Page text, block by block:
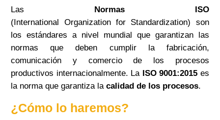
Las Normas ISO
(International Organization for Standardization) son
los estándares a nivel mundial que garantizan las
normas que deben cumplir la fabricación,
comunicación y comercio de los procesos
productivos internacionalmente. LaISO 9001:2015 es
la norma que garantiza lacalidad de los procesos.
¿Cómo lo haremos?